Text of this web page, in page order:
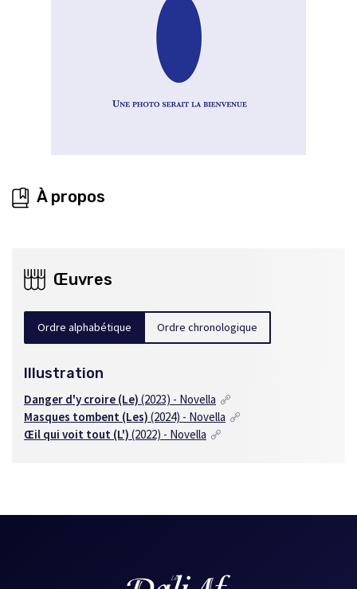
À propos
Œuvres
Ordre alphabétique Ordre chronologique
Illustration
Danger d'y croire (Le) (2023) - Novella
Masques tombent (Les) (2024) - Novella
Œil qui voit tout (L') (2022) - Novella